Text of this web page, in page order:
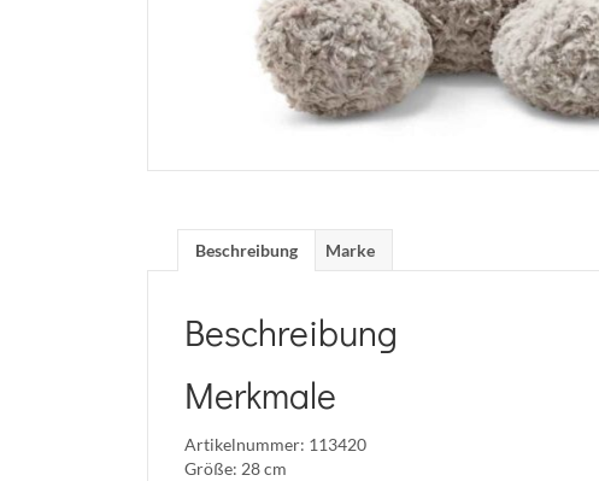
Beschreibung Marke
Beschreibung
Merkmale
Artikelnummer: 113420
Größe: 28 cm